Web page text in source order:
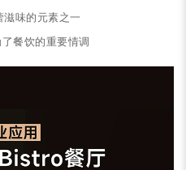
滋味的元素之一
餐饮的重要情调